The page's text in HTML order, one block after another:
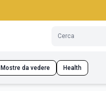
Mostre da vedere Health